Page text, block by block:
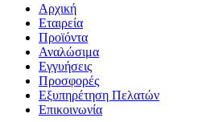
Αρχική
Εταιρεία
Προϊόντα
Αναλώσιμα
Εγγυήσεις
Προσφορές
Εξυπηρέτηση Πελατών
Επικοινωνία